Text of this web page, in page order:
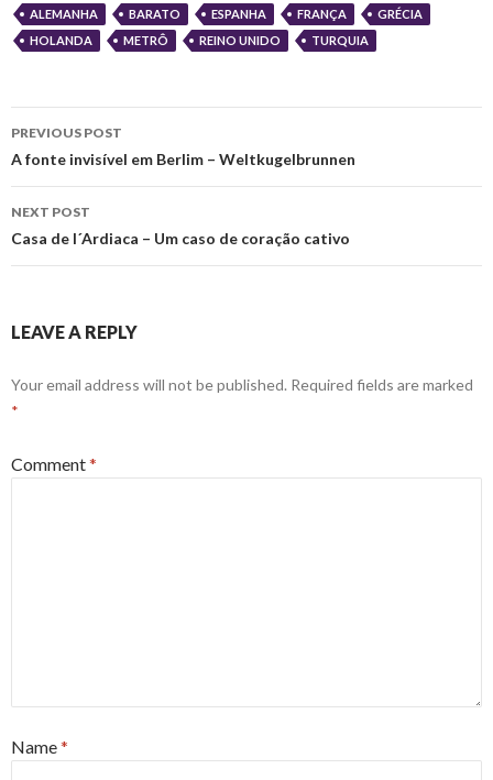
ALEMANHA BARATO ESPANHA FRANÇA
GRÉCIA
HOLANDA
METRÔ REINO UNIDO TURQUIA
Post
navigation
PREVIOUS POST
A fonte invisível em Berlim – Weltkugelbrunnen
NEXT POST
Casa de l´Ardiaca – Um caso de coração cativo
LEAVE A REPLY
Your email address will not be published. Required fields are marked
*
Comment*
Name*